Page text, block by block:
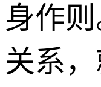
身作
关系